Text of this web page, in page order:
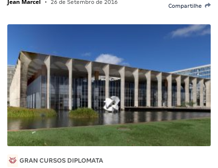
• 26 de Setembro de 2016
Compartilhe
GRAN CURSOS DIPLOMATA